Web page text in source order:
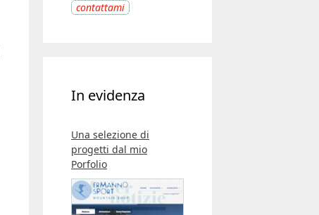
contattami
In evidenza
Una selezione di
progetti dal mio
Porfolio